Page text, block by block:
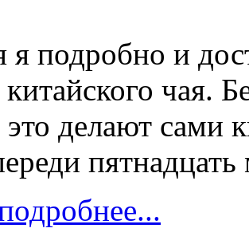
я подробно и
китайского чая.
это делают сами